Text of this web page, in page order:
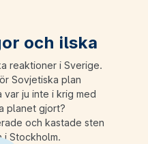
och ilska
reaktioner i Sverige.
Sovjetiska plan
ju inte i krig med
planet gjort?
och kastade sten
i Stockholm.